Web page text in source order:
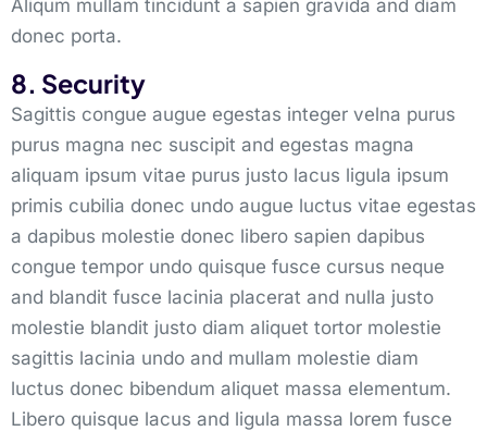
Aliqum mullam tincidunt a sapien gravida and diam
donec porta.
8. Security
Sagittis congue augue egestas integer velna purus
purus magna nec suscipit and egestas magna
aliquam ipsum vitae purus justo lacus ligula ipsum
primis cubilia donec undo augue luctus vitae egestas
a dapibus molestie donec libero sapien dapibus
congue tempor undo quisque fusce cursus neque
and blandit fusce lacinia placerat and nulla justo
molestie blandit justo diam aliquet tortor molestie
sagittis lacinia undo and mullam molestie diam
luctus donec bibendum aliquet massa elementum.
Libero quisque lacus and ligula massa lorem fusce